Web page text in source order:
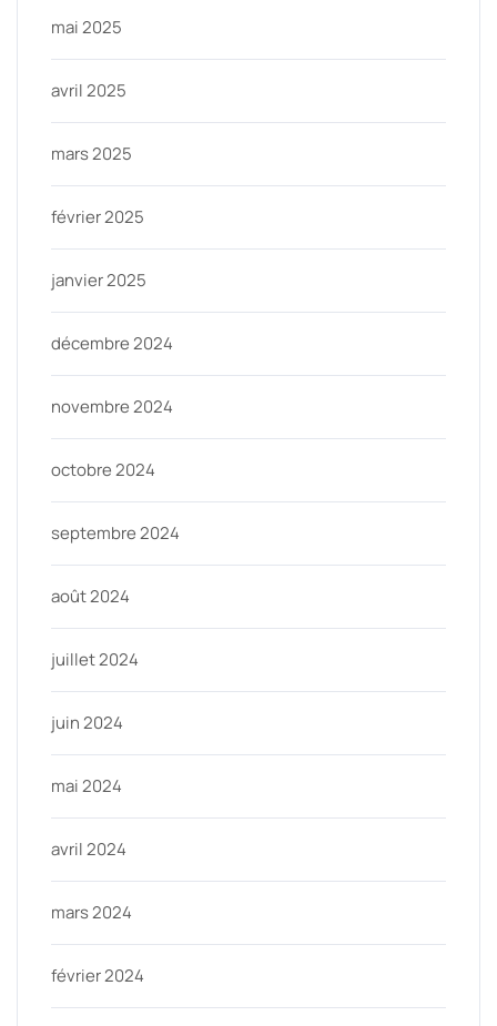
mai 2025
avril 2025
mars 2025
février 2025
janvier 2025
décembre 2024
novembre 2024
octobre 2024
septembre 2024
août 2024
juillet 2024
juin 2024
mai 2024
avril 2024
mars 2024
février 2024